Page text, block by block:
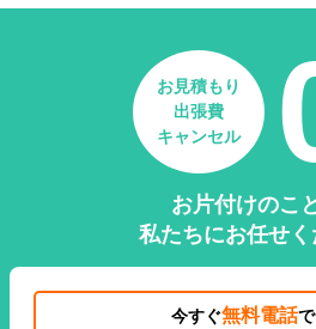
お見積もり
出張費
キャンセル
お片付けのこ
私たちにお任せく
今すぐ無料電話